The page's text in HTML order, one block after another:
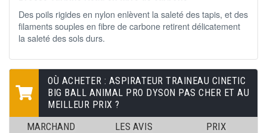
Des poils rigides en nylon enlèvent la saleté des tapis, et des
filaments souples en fibre de carbone retirent délicatement
la saleté des sols durs.
OÙ ACHETER : ASPIRATEUR TRAINEAU CINETIC
BIG BALL ANIMAL PRO DYSON PAS CHER ET AU
MEILLEUR PRIX ?
MARCHAND LES AVIS PRIX